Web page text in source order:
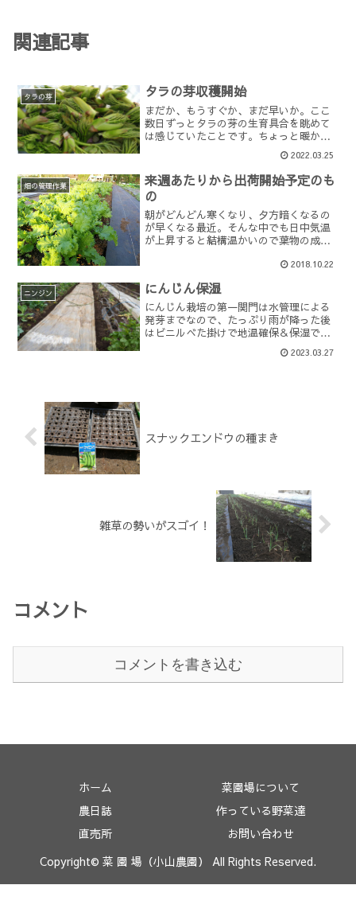
関連記事
タラの芽 タラの芽収穫開始
まだか、もうすぐか、まだ早いか。ここ
数日ずっとタラの芽の生育具合を眺めて
は感じていたことです。ちょっと暖かく
なると一気に大きくなり、寒い日が続く
とあまり反応がない。大きくなりすぎて
も美味しく食べられるのですが、見た目
が今一つになるのがネック...
2022.03.25
畑の管理作業
来週あたりから出荷開始予定のも
の
朝がどんどん寒くなり、夕方暗くなるの
が早くなる最近。そんな中でも日中気温
が上昇すると結構温かいので葉物の成長
菜の1つグリンマスタード。わさび菜より
も辛い生食野菜です。次はレッドマスタ
ード。初の栽培かと思い...
2018.10.22
ニンジン にんじん保湿
にんじん栽培の第一関門は水管理による
発芽までなので、たっぷり雨が降った後
はビニルべた掛けで地温確保＆保湿で
す。今回地下足袋による踏み付け作業を
追加した効果がどう出るか。過去色々試
2023.03.27
スナックエンドウの種まき
雑草の勢いがスゴイ！
コメント
コメントを書き込む
ホーム
菜園場について
農日誌
作っている野菜達
直売所
お問い合わせ
Copyright© 菜 園 場（小山農園） All Rights Reserved.